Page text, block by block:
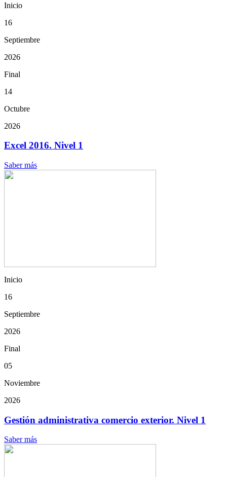
Inicio
16
Septiembre
2026
Final
14
Octubre
2026
Excel 2016. Nivel 1
Saber más
Inicio
16
Septiembre
2026
Final
05
Noviembre
2026
Gestión administrativa comercio exterior. Nivel 1
Saber más